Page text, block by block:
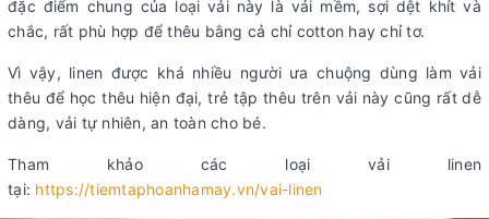
đặc điểm chung của loại vải này là vải mềm, sợi dệt khít và
chắc, rất phù hợp để thêu bằng cả chỉ cotton hay chỉ tơ.
Vì vậy, linen được khá nhiều người ưa chuộng dùng làm vải
thêu để học thêu hiện đại, trẻ tập thêu trên vải này cũng rất dễ
dàng, vải tự nhiên, an toàn cho bé.
Tham khảo các loại vải linen
tại: https://tiemtaphoanhamay.vn/vai-linen